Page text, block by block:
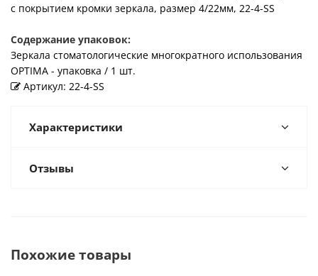
с покрытием кромки зеркала, размер 4/22мм, 22-4-SS
Содержание упаковок:
Зеркала стоматологические многократного использования
OPTIMA - упаковка / 1 шт.
Артикул: 22-4-SS
Характеристики
Отзывы
Похожие товары